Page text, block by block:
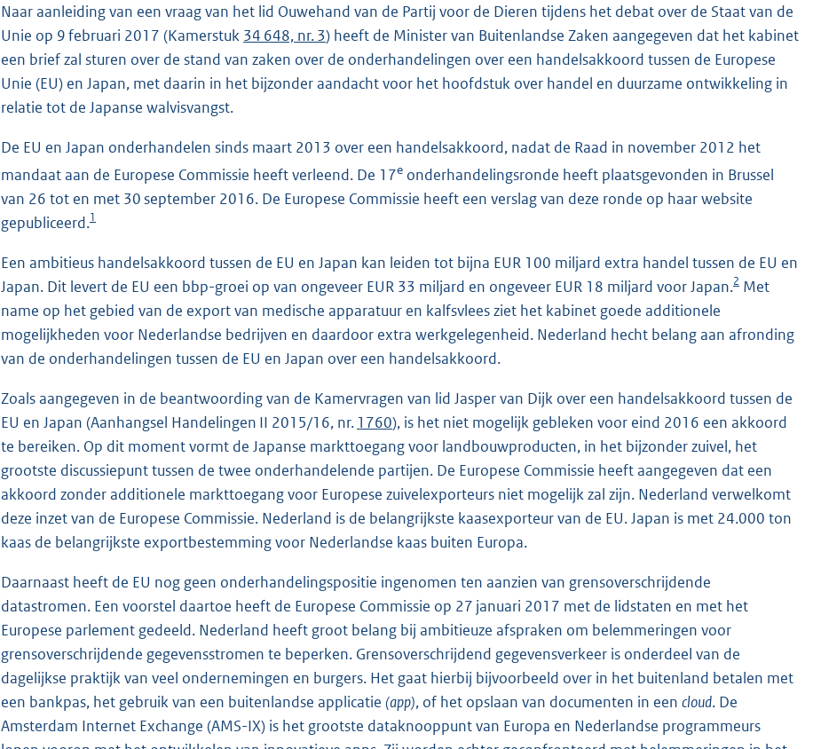
4
6
K
b
Naar aanleiding van een vraag van het lid Ouwehand van de Partij voor de Dieren tijdens het debat over de Staat van de
Unie op 9 februari 2017 (Kamerstuk 34 648, nr. 3) heeft de Minister van Buitenlandse Zaken aangegeven dat het kabinet
een brief zal sturen over de stand van zaken over de onderhandelingen over een handelsakkoord tussen de Europese
Unie (EU) en Japan, met daarin in het bijzonder aandacht voor het hoofdstuk over handel en duurzame ontwikkeling in
relatie tot de Japanse walvisvangst.
De EU en Japan onderhandelen sinds maart 2013 over een handelsakkoord, nadat de Raad in november 2012 het
mandaat aan de Europese Commissie heeft verleend. De 17e onderhandelingsronde heeft plaatsgevonden in Brussel
van 26 tot en met 30 september 2016. De Europese Commissie heeft een verslag van deze ronde op haar website
gepubliceerd.1
Een ambitieus handelsakkoord tussen de EU en Japan kan leiden tot bijna EUR 100 miljard extra handel tussen de EU en
Japan. Dit levert de EU een bbp-groei op van ongeveer EUR 33 miljard en ongeveer EUR 18 miljard voor Japan.2 Met
name op het gebied van de export van medische apparatuur en kalfsvlees ziet het kabinet goede additionele
mogelijkheden voor Nederlandse bedrijven en daardoor extra werkgelegenheid. Nederland hecht belang aan afronding
van de onderhandelingen tussen de EU en Japan over een handelsakkoord.
Zoals aangegeven in de beantwoording van de Kamervragen van lid Jasper van Dijk over een handelsakkoord tussen de
EU en Japan (Aanhangsel Handelingen II 2015/16, nr. 1760), is het niet mogelijk gebleken voor eind 2016 een akkoord
te bereiken. Op dit moment vormt de Japanse markttoegang voor landbouwproducten, in het bijzonder zuivel, het
grootste discussiepunt tussen de twee onderhandelende partijen. De Europese Commissie heeft aangegeven dat een
akkoord zonder additionele markttoegang voor Europese zuivelexporteurs niet mogelijk zal zijn. Nederland verwelkomt
deze inzet van de Europese Commissie. Nederland is de belangrijkste kaasexporteur van de EU. Japan is met 24.000 ton
kaas de belangrijkste exportbestemming voor Nederlandse kaas buiten Europa.
Daarnaast heeft de EU nog geen onderhandelingspositie ingenomen ten aanzien van grensoverschrijdende
datastromen. Een voorstel daartoe heeft de Europese Commissie op 27 januari 2017 met de lidstaten en met het
Europese parlement gedeeld. Nederland heeft groot belang bij ambitieuze afspraken om belemmeringen voor
grensoverschrijdende gegevensstromen te beperken. Grensoverschrijdend gegevensverkeer is onderdeel van de
dagelijkse praktijk van veel ondernemingen en burgers. Het gaat hierbij bijvoorbeeld over in het buitenland betalen met
een bankpas, het gebruik van een buitenlandse applicatie (app), of het opslaan van documenten in een cloud. De
Amsterdam Internet Exchange (AMS-IX) is het grootste dataknooppunt van Europa en Nederlandse programmeurs